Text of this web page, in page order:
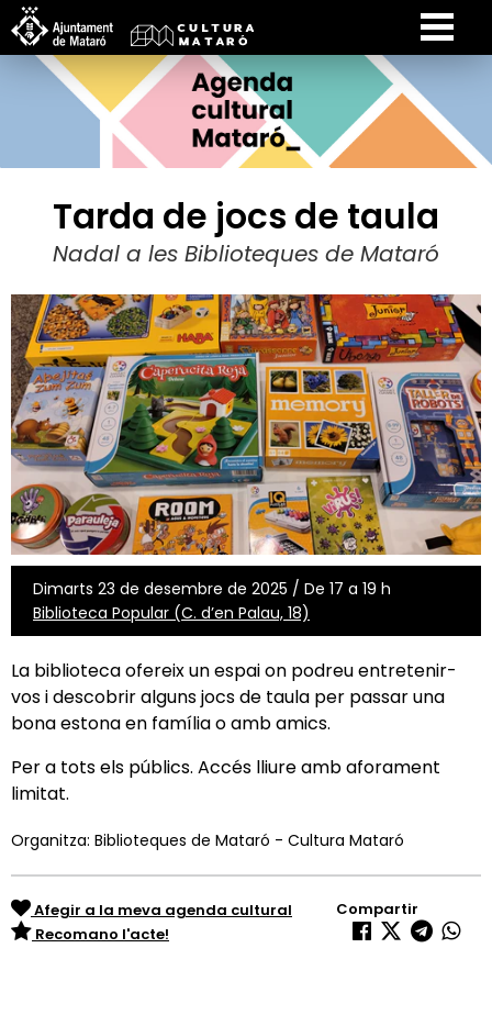
Tarda de jocs de taula
Nadal a les Biblioteques de Mataró
Dimarts 23 de desembre de 2025 / De 17 a 19 h
Biblioteca Popular (C. d’en Palau, 18)
La biblioteca ofereix un espai on podreu entretenir-
vos i descobrir alguns jocs de taula per passar una
bona estona en família o amb amics.
Per a tots els públics. Accés lliure amb aforament
limitat.
Organitza: Biblioteques de Mataró - Cultura Mataró
Afegir a la meva agenda cultural
Recomano l'acte!
Compartir